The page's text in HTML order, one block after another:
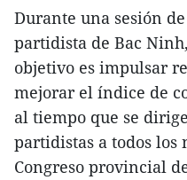
Durante una sesión
partidista de Bac
objetivo es impulsar
mejorar el índice de
al tiempo que se
partidistas a todos los
Congreso provincial